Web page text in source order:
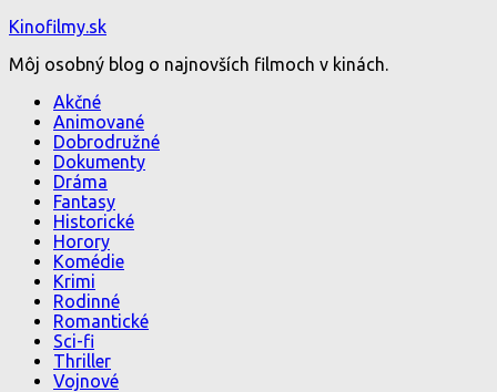
Kinofilmy.sk
Môj osobný blog o najnovších filmoch v kinách.
Akčné
Animované
Dobrodružné
Dokumenty
Dráma
Fantasy
Historické
Horory
Komédie
Krimi
Rodinné
Romantické
Sci-fi
Thriller
Vojnové